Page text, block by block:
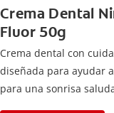
Crema Dental
Fluor 50g
Crema dental con
diseñada para ayudar
para una sonrisa